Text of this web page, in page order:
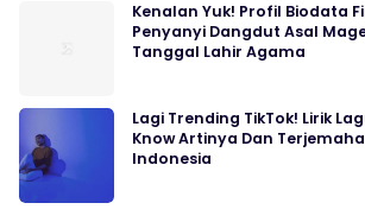
Kenalan Yuk! Profil Biodata
Penyanyi Dangdut Asal
Tanggal Lahir Agama
Lagi Trending TikTok! Lirik
Know Artinya Dan
Indonesia